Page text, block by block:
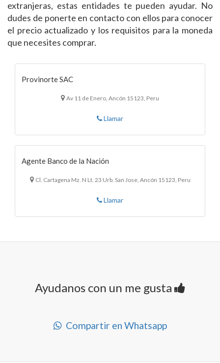
extranjeras, estas entidades te pueden ayudar. No
dudes de ponerte en contacto con ellos para conocer
el precio actualizado y los requisitos para la moneda
que necesites comprar.
Provinorte SAC
Av 11 de Enero, Ancón 15123, Peru
Llamar
Agente Banco de la Nación
Cl. Cartagena Mz. N Lt. 23 Urb. San Jose, Ancón 15123, Peru
Llamar
Ayudanos con un me gusta
Compartir en Whatsapp